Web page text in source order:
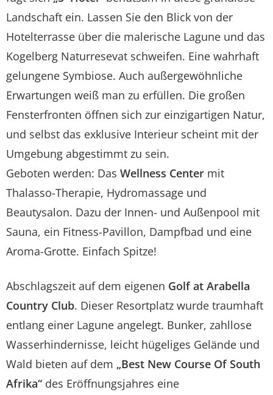
Landschaft ein. Lassen Sie den Blick von der
Hotelterrasse über die malerische Lagune und das
Kogelberg Naturresevat schweifen. Eine wahrhaft
gelungene Symbiose. Auch außergewöhnliche
Erwartungen weiß man zu erfüllen. Die großen
Fensterfronten öffnen sich zur einzigartigen Natur,
und selbst das exklusive Interieur scheint mit der
Umgebung abgestimmt zu sein.
Geboten werden: Das Wellness Center mit
Thalasso-Therapie, Hydromassage und
Beautysalon. Dazu der Innen- und Außenpool mit
Sauna, ein Fitness-Pavillon, Dampfbad und eine
Aroma-Grotte. Einfach Spitze!
Abschlagszeit auf dem eigenen Golf at Arabella
Country Club. Dieser Resortplatz wurde traumhaft
entlang einer Lagune angelegt. Bunker, zahllose
Wasserhindernisse, leicht hügeliges Gelände und
Wald bieten auf dem „Best New Course Of South
Afrika“ des Eröffnungsjahres eine